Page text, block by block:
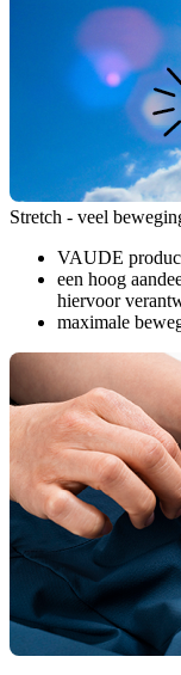
Stretch - veel
VAUDE
een hoog
hiervoor
maximale